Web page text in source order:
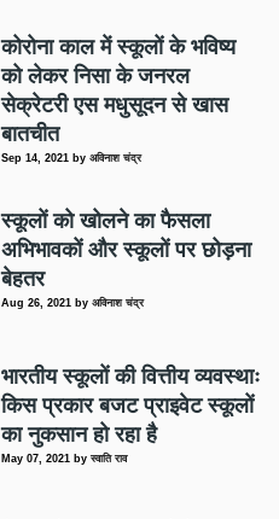
कोरोना काल में स्कूलों के भविष्य
को लेकर निसा के जनरल
सेक्रेटरी एस मधुसूदन से खास
बातचीत
Sep 14, 2021 byअविनाश चंद्र
स्कूलों को खोलने का फैसला
अभिभावकों और स्कूलों पर छोड़ना
बेहतर
Aug 26, 2021 byअविनाश चंद्र
भारतीय स्कूलों की वित्तीय व्यवस्थाः
किस प्रकार बजट प्राइवेट स्कूलों
का नुकसान हो रहा है
May 07, 2021 byस्वाति राव